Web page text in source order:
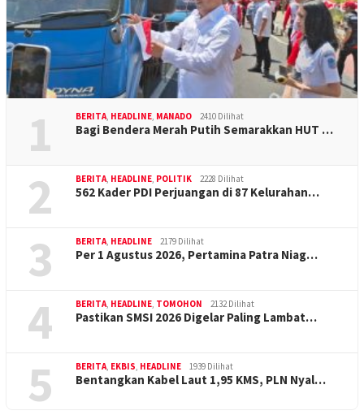
1 BERITA, HEADLINE, MANADO 2410 Dilihat
Bagi Bendera Merah Putih Semarakkan HUT …
2 BERITA, HEADLINE, POLITIK 2228 Dilihat
562 Kader PDI Perjuangan di 87 Kelurahan…
3 BERITA, HEADLINE 2179 Dilihat
Per 1 Agustus 2026, Pertamina Patra Niag…
4 BERITA, HEADLINE, TOMOHON 2132 Dilihat
Pastikan SMSI 2026 Digelar Paling Lambat…
5 BERITA, EKBIS, HEADLINE 1939 Dilihat
Bentangkan Kabel Laut 1,95 KMS, PLN Nyal…